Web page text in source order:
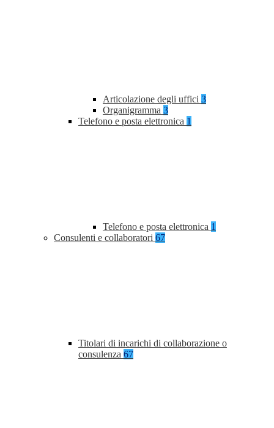
Articolazione degli uffici 3
Organigramma 3
Telefono e posta elettronica 1
Telefono e posta elettronica 1
Consulenti e collaboratori 67
Titolari di incarichi di collaborazione o
consulenza 67